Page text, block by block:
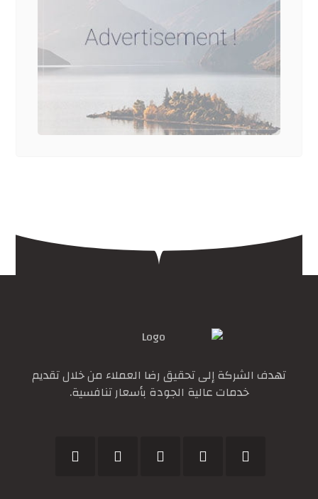
تهدف الشركة إلى تحقيق رضا العملاء من خلال تقديم
خدمات عالية الجودة بأسعار تنافسية.